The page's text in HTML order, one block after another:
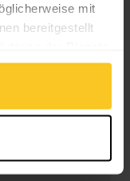
mit
bereitgestellt